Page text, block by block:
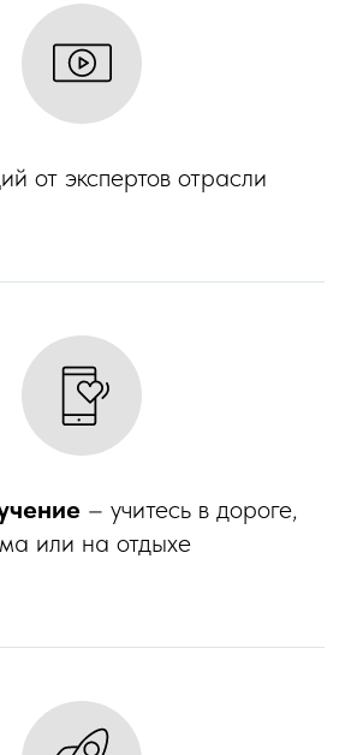
от экспертов отрасли
– учитесь в дороге,
или на отдыхе